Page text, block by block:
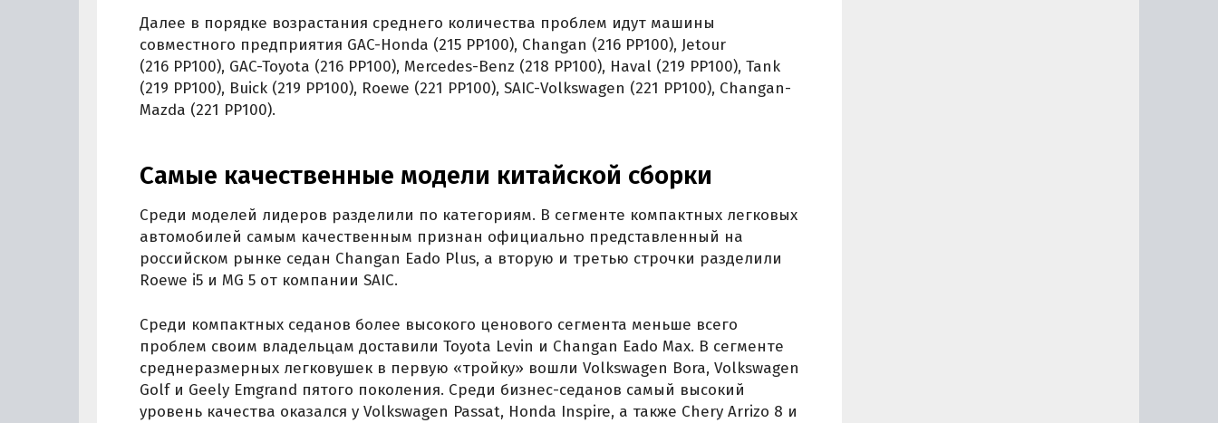
Далее в порядке возрастания среднего количества проблем идут машины
совместного предприятия GAC-Honda (215 PP100), Changan (216 PP100), Jetour
(216 PP100), GAC-Toyota (216 PP100), Mercedes-Benz (218 PP100), Haval (219 PP100), Tank
(219 PP100), Buick (219 PP100), Roewe (221 PP100), SAIC-Volkswagen (221 PP100), Changan-
Mazda (221 PP100).
Самые качественные модели китайской сборки
Среди моделей лидеров разделили по категориям. В сегменте компактных легковых
автомобилей самым качественным признан официально представленный на
российском рынке седан Changan Eado Plus, а вторую и третью строчки разделили
Roewe i5 и MG 5 от компании SAIC.
Среди компактных седанов более высокого ценового сегмента меньше всего
проблем своим владельцам доставили Toyota Levin и Changan Eado Max. В сегменте
среднеразмерных легковушек в первую «тройку» вошли Volkswagen Bora, Volkswagen
Golf и Geely Emgrand пятого поколения. Среди бизнес-седанов самый высокий
уровень качества оказался у Volkswagen Passat, Honda Inspire, а также Chery Arrizo 8 и